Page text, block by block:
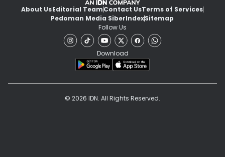
About UsEditorial TeamContact UsTerms of Services
Pedoman Media SiberIndexSitemap
Follow Us
Download
© 2026 IDN. All Rights Reserved.